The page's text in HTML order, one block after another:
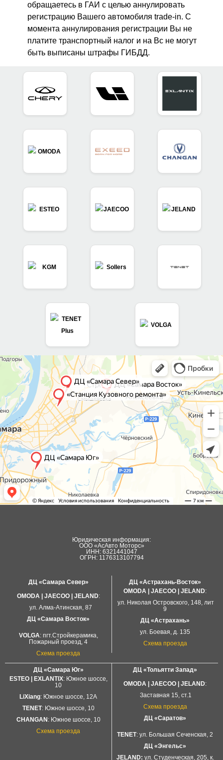
обращаетесь в ГАИ с целью аннулировать
регистрацию Вашего автомобиля trade-in. С
момента аннулирования регистрации Вы не
платите транспортный налог и на Вс не могут
быть выписаны штрафы ГИБДД.
Юридическая информация:
ООО «АсАвто Моторс»
ИНН: 6321441047
ОГРН: 1176313107794
ДЦ «Самара Север»
OMODA | JAECOO| JELAND:
ул. Алма-Атинская, 87
ДЦ «Самара Восток»
VOLGA: пгт.Стройкерамика,
Пожарный проезд, 4
Схема проезда
ДЦ «Астрахань-Восток»
OMODA | JAECOO | JELAND:
ул. Николая Островского, 148, лит
9
ДЦ «Астрахань»
ул. Боевая, д. 135
Схема проезда
ДЦ «Самара Юг»
ESTEO | EXLANTIX: Южное шоссе,
10
LiXiang: Южное шоссе, 12А
TENET: Южное шоссе, 10
CHANGAN : Южное шоссе, 10
Схема проезда
ДЦ «Тольятти Запад»
OMODA | JAECOO
JELAND:
Заставная 15, ст.1
Схема проезда
ДЦ «Саратов»
TENET: ул. Большая Сеченская, 2
ДЦ «Энгельс»
JELAND: ул. Студенческая, 205, к.